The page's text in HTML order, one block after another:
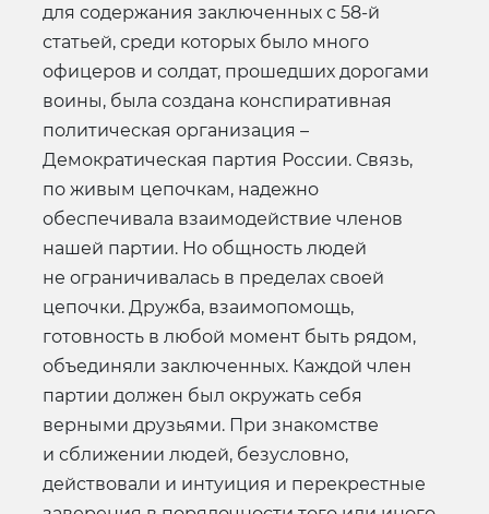
для содержания заключенных с 58-й
статьей, среди которых было много
офицеров и солдат, прошедших дорогами
воины, была создана конспиративная
политическая организация –
Демократическая партия России. Связь,
по живым цепочкам, надежно
обеспечивала взаимодействие членов
нашей партии. Но общность людей
не ограничивалась в пределах своей
цепочки. Дружба, взаимопомощь,
готовность в любой момент быть рядом,
объединяли заключенных. Каждой член
партии должен был окружать себя
верными друзьями. При знакомстве
и сближении людей, безусловно,
действовали и интуиция и перекрестные